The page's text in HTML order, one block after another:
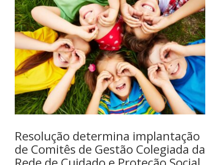
Resolução determina implantação
de Comitês de Gestão Colegiada da